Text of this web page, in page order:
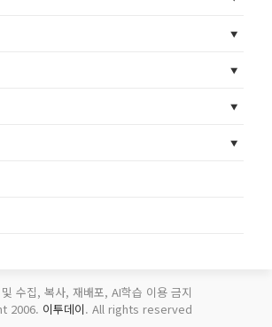
수집, 복사, 재배포, AI학습 이용 금지
2006. 이투데이. All rights reserved